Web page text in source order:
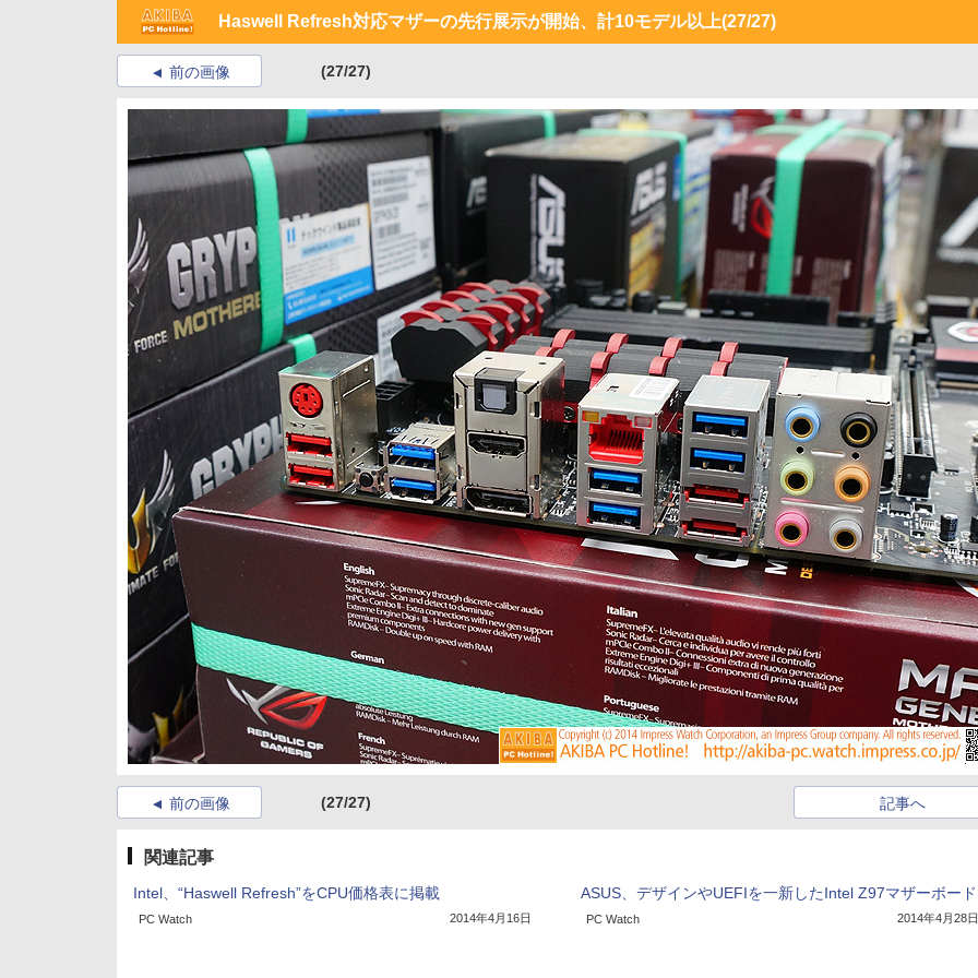
Haswell Refresh対応マザーの先行展示が開始、計10モデル以上(27/27)
前の画像 (27/27)
前の画像 (27/27) 記事へ
関連記事
Intel、“Haswell Refresh”をCPU価格表に掲載
PC Watch 2014年4月16日
ASUS、デザインやUEFIを一新したIntel Z97マザーボード
PC Watch 2014年4月28日